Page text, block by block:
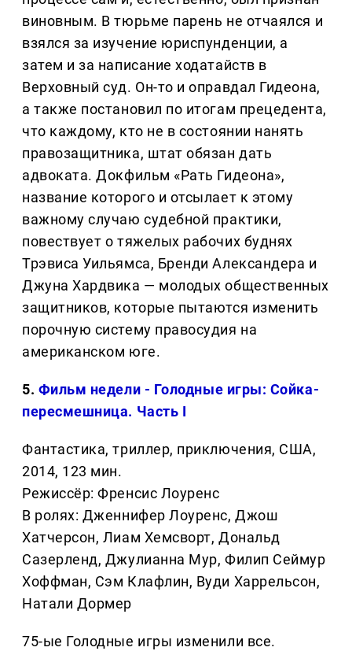
виновным. В тюрьме парень не отчаялся и
взялся за изучение юриспунденции, а
затем и за написание ходатайств в
Верховный суд. Он-то и оправдал Гидеона,
а также постановил по итогам прецедента,
что каждому, кто не в состоянии нанять
правозащитника, штат обязан дать
адвоката. Докфильм «Рать Гидеона»,
название которого и отсылает к этому
важному случаю судебной практики,
повествует о тяжелых рабочих буднях
Трэвиса Уильямса, Бренди Александера и
Джуна Хардвика — молодых общественных
защитников, которые пытаются изменить
порочную систему правосудия на
американском юге.
5. Фильм недели - Голодные игры: Сойка-
пересмешница. Часть I
Фантастика, триллер, приключения, США,
2014, 123 мин.
Режиссёр: Френсис Лоуренс
В ролях: Дженнифер Лоуренс, Джош
Хатчерсон, Лиам Хемсворт, Дональд
Сазерленд, Джулианна Мур, Филип Сеймур
Хоффман, Сэм Клафлин, Вуди Харрельсон,
Натали Дормер
75-ые Голодные игры изменили все.